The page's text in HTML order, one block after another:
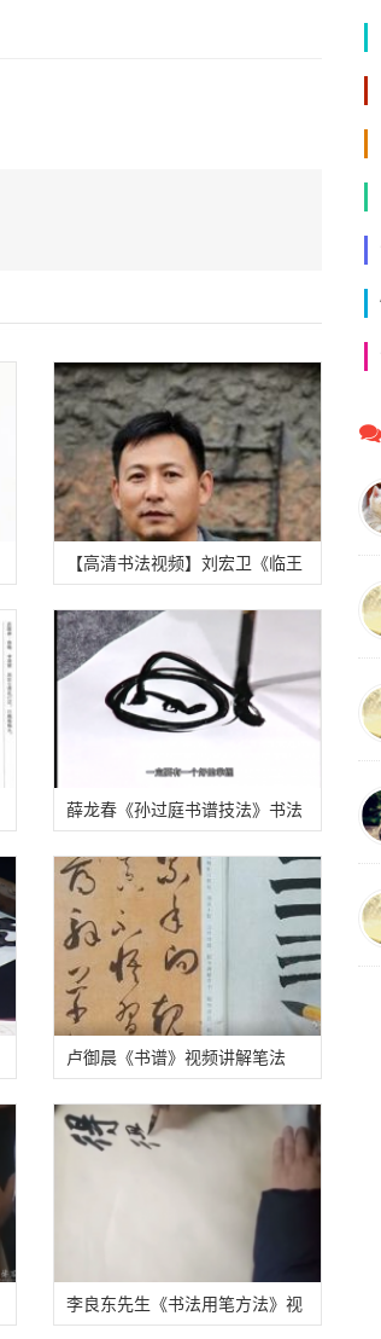
【高清书法视频】刘宏卫《临王
羲之十七帖》
薛龙春《孙过庭书谱技法》书法
视频讲座（2小时课程）
卢御晨《书谱》视频讲解笔法
（近2小时视频）
李良东先生《书法用笔方法》视